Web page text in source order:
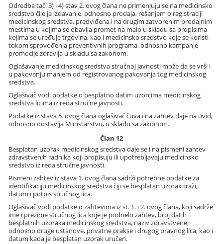
Odredbe tač. 3) i 4) stav 2. ovog člana ne primenjuju se na medicinsko
sredstvo čije je izdavanje, odnosno prodaja, rešenjem o registraciji
medicinskog sredstva, predviđena i na drugim zatvorenim prodajnim
mestima u kojima se obavlja promet na malo u skladu sa propisima
kojima se uređuje trgovina, kao i medicinsko sredstvo koje se koristi
tokom sprovođenja preventivnih programa, odnosno kampanje
promocije zdravlja u skladu sa zakonom.
Oglašavanje medicinskog sredstva stručnoj javnosti može da se vrši i
u pakovanju manjem od registrovanog pakovanja tog medicinskog
sredstva.
Oglašivač vodi podatke o besplatno datim uzorcima medicinskog
sredstva licima iz reda stručne javnosti.
Podatke iz stava 5. ovog člana oglašivač čuva i na zahtev daje na uvid,
odnosno dostavlja Ministarstvu, u skladu sa zakonom.
Član 12
Besplatan uzorak medicinskog sredstva daje se i na pismeni zahtev
zdravstvenih radnika koji propisuju ili upotrebljavaju medicinsko
sredstvo iz reda stručne javnosti.
Pismeni zahtev iz stava 1. ovog člana sadrži potrebne podatke za
identifikaciju medicinskog sredstva čiji se besplatan uzorak traži,
datum i potpis stručnog lica.
Oglašivač vodi podatke o zahtevima iz st. 1. i 2. ovog člana, koji sadrže
ime i prezime stručnog lica koje je podnelo zahtev, broj datih
besplatnih uzoraka medicinskog sredstva, naziv zdravstvene,
odnosno druge ustanove, privatne prakse i drugog pravnog lica, kao i
datum kada je besplatan uzorak uručen.